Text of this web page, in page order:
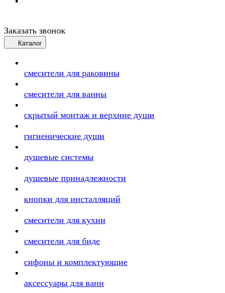
Заказать звонок
Каталог
смесители для раковины
смесители для ванны
скрытый монтаж и верхние души
гигиенические души
душевые системы
душевые принадлежности
кнопки для инсталляций
смесители для кухни
смесители для биде
сифоны и комплектующие
аксессуары для ванн